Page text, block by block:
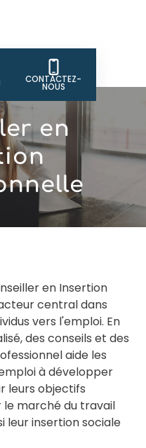
CONTACTEZ-
NOUS
en
en Insertion
central dans
vers l'emploi. En
des conseils et des
aide les
à développer
leurs objectifs
marché du travail
leur insertion sociale